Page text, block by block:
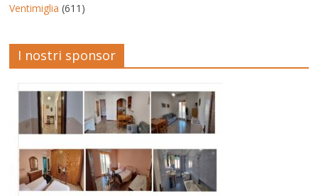
Ventimiglia (611)
I nostri sponsor